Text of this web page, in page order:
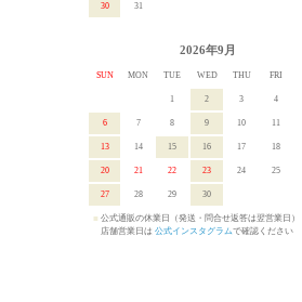
30 31
2026年9月
SUN MON TUE WED THU FRI
1 2 3 4
6 7 8 9 10 11
13 14 15 16 17 18
20 21 22 23 24 25
27 28 29 30
■ 公式通販の休業日（発送・問合せ返答は翌営業日）
店舗営業日は 公式インスタグラムで確認ください